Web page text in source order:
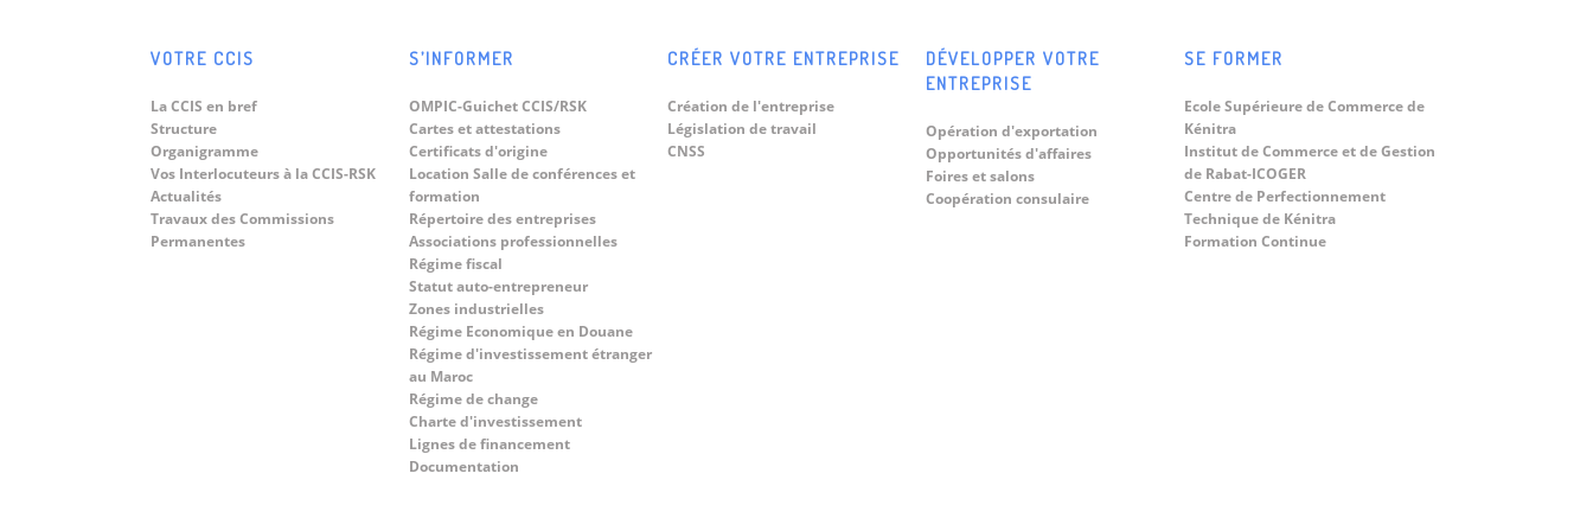
relations...
« World Technology Summit on
Digital Twins 2026 » sous le
thème : « Driving Sustainable
Territorial Development Across
Morocco And In Africa Through
Digital Transformation ».
Du 8 au 10...
VOTRE CCIS
La CCIS en bref
Structure
Organigramme
Vos Interlocuteurs à la CCIS-RSK
Actualités
Travaux des Commissions
Permanentes
S’INFORMER
OMPIC-Guichet CCIS/RSK
Cartes et attestations
Certificats d'origine
Location Salle de conférences et
formation
Répertoire des entreprises
Associations professionnelles
Régime fiscal
Statut auto-entrepreneur
Zones industrielles
Régime Economique en Douane
Régime d'investissement étranger
au Maroc
Régime de change
Charte d'investissement
Lignes de financement
Documentation
CRÉER VOTRE ENTREPRISE
Création de l'entreprise
Législation de travail
CNSS
DÉVELOPPER VOTRE
ENTREPRISE
Opération d'exportation
Opportunités d'affaires
Foires et salons
Coopération consulaire
SE FORMER
Ecole Supérieure de Commerce de
Kénitra
Institut de Commerce et de Gestion
de Rabat-ICOGER
Centre de Perfectionnement
Technique de Kénitra
Formation Continue